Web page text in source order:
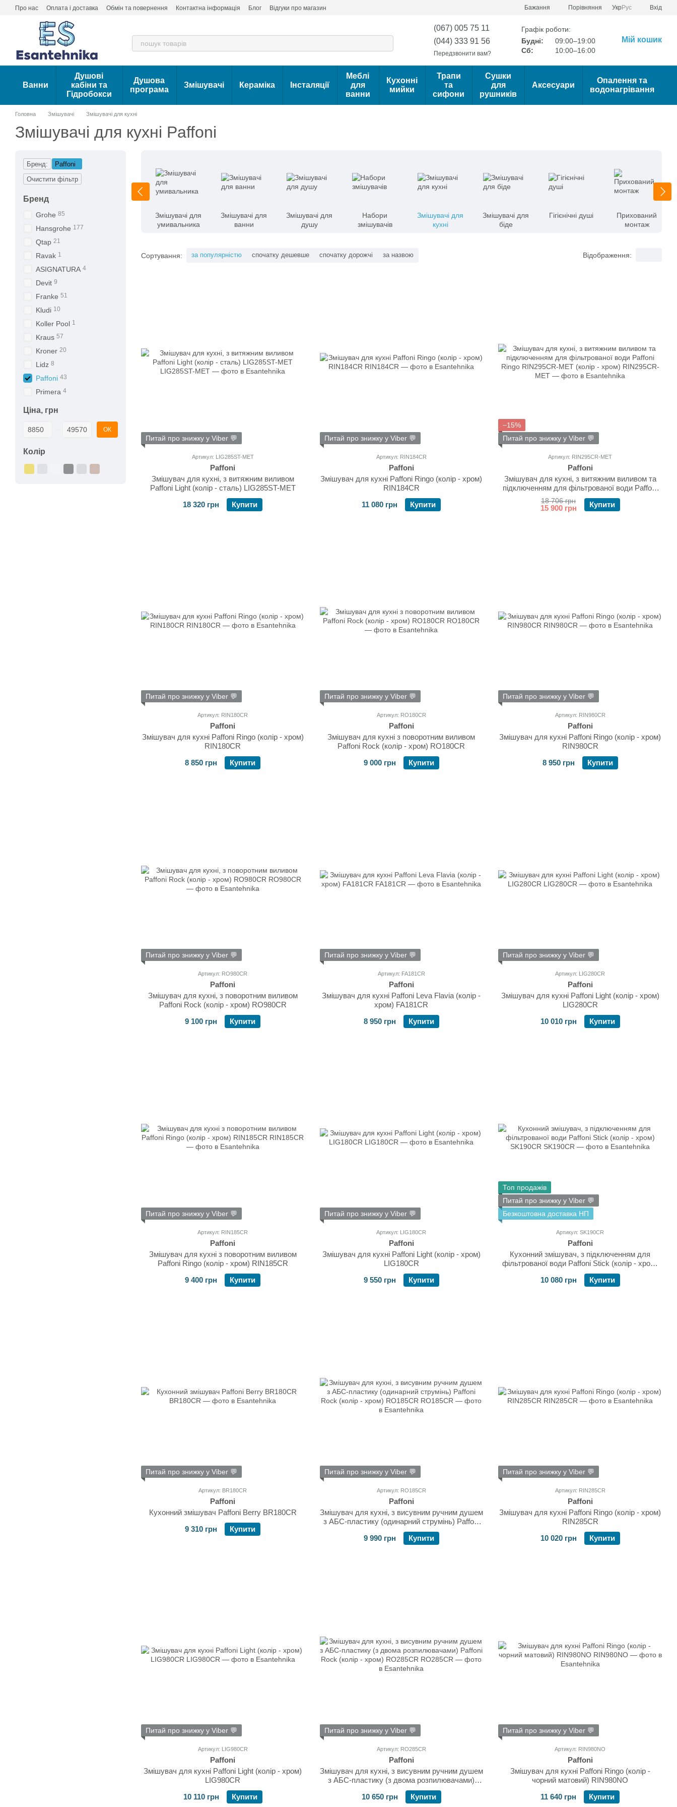
Перейти до основного контенту
Про нас Оплата і доставка Обмін та повернення Контактна інформація Блог Відгуки про магазин Бажання Порівняння УкрРус Вхід
(067) 005 75 11
(044) 333 91 56
Передзвонити вам?
Графік роботи:
Будні:
09:00–19:00
Сб:
10:00–16:00
Мій кошик
Ванни
Душові
кабіни та
Гідробокси
Душова
програма
Змішувачі Кераміка Інсталяції
Меблі
для
ванни
Кухонні
мийки
Трапи
та
сифони
Сушки
для
рушників
Аксесуари
Опалення та
водонагрівання
Головна Змішувачі Змішувачі для кухні
Змішувачі для кухні Paffoni
Змішувачі для
умивальника
Змішувачі для
ванни
Змішувачі для
душу
Набори
змішувачів
Змішувачі для
кухні
Змішувачі для
біде
Гігієнічні душі
Прихований
монтаж
Сортування: за популярністю спочатку дешевше спочатку дорожчі за назвою Відображення:
Питай про знижку у Viber 💬
Артикул: LIG285ST-MET
Paffoni
Змішувач для кухні, з витяжним виливом
Paffoni Light (колір - сталь) LIG285ST-MET
18 320 грн
Купити
Питай про знижку у Viber 💬
Артикул: RIN184CR
Paffoni
Змішувач для кухні Paffoni Ringo (колір - хром)
RIN184CR
11 080 грн
Купити
−15%
Питай про знижку у Viber 💬
Артикул: RIN295CR-MET
Paffoni
Змішувач для кухні, з витяжним виливом та
підключенням для фільтрованої води Paffoni
Ringo RIN295CR-MET (колір - хром)
18 706 грн
15 900 грн Купити
Питай про знижку у Viber 💬
Артикул: RIN180CR
Paffoni
Змішувач для кухні Paffoni Ringo (колір - хром)
RIN180CR
8 850 грн
Купити
Питай про знижку у Viber 💬
Артикул: RO180CR
Paffoni
Змішувач для кухні з поворотним виливом
Paffoni Rock (колір - хром) RO180CR
9 000 грн
Купити
Питай про знижку у Viber 💬
Артикул: RIN980CR
Paffoni
Змішувач для кухні Paffoni Ringo (колір - хром)
RIN980CR
8 950 грн
Купити
Питай про знижку у Viber 💬
Артикул: RO980CR
Paffoni
Змішувач для кухні, з поворотним виливом
Paffoni Rock (колір - хром) RO980CR
9 100 грн
Купити
Питай про знижку у Viber 💬
Артикул: FA181CR
Paffoni
Змішувач для кухні Paffoni Leva Flavia (колір -
хром) FA181CR
8 950 грн
Купити
Питай про знижку у Viber 💬
Артикул: LIG280CR
Paffoni
Змішувач для кухні Paffoni Light (колір - хром)
LIG280CR
10 010 грн
Купити
Питай про знижку у Viber 💬
Артикул: RIN185CR
Paffoni
Змішувач для кухні з поворотним виливом
Paffoni Ringo (колір - хром) RIN185CR
9 400 грн
Купити
Питай про знижку у Viber 💬
Артикул: LIG180CR
Paffoni
Змішувач для кухні Paffoni Light (колір - хром)
LIG180CR
9 550 грн
Купити
Топ продажів
Питай про знижку у Viber 💬
Безкоштовна доставка НП
Артикул: SK190CR
Paffoni
Кухонний змішувач, з підключенням для
фільтрованої води Paffoni Stick (колір - хром)
SK190CR
10 080 грн
Купити
Питай про знижку у Viber 💬
Артикул: BR180CR
Paffoni
Кухонний змішувач Paffoni Berry BR180CR
9 310 грн
Купити
Питай про знижку у Viber 💬
Артикул: RO185CR
Paffoni
Змішувач для кухні, з висувним ручним душем
з АБС-пластику (одинарний струмінь) Paffoni
Rock (колір - хром) RO185CR
9 990 грн
Купити
Питай про знижку у Viber 💬
Артикул: RIN285CR
Paffoni
Змішувач для кухні Paffoni Ringo (колір - хром)
RIN285CR
10 020 грн
Купити
Питай про знижку у Viber 💬
Артикул: LIG980CR
Paffoni
Змішувач для кухні Paffoni Light (колір - хром)
LIG980CR
10 110 грн
Купити
Питай про знижку у Viber 💬
Артикул: RO285CR
Paffoni
Змішувач для кухні, з висувним ручним душем
з АБС-пластику (з двома розпилювачами)
Paffoni Rock (колір - хром) RO285CR
10 650 грн
Купити
Питай про знижку у Viber 💬
Артикул: RIN980NO
Paffoni
Змішувач для кухні Paffoni Ringo (колір -
чорний матовий) RIN980NO
11 640 грн
Купити
Бренд:
Paffoni
Очистити фільтр
Бренд
Grohe 85
Hansgrohe 177
Qtap 21
Ravak 1
ASIGNATURA 4
Devit 9
Franke 51
Kludi 10
Koller Pool 1
Kraus 57
Kroner 20
Lidz 8
Paffoni 43
Primera 4
Ціна, грн
Від Ціна, грн
До Ціна, грн ОК
Колір